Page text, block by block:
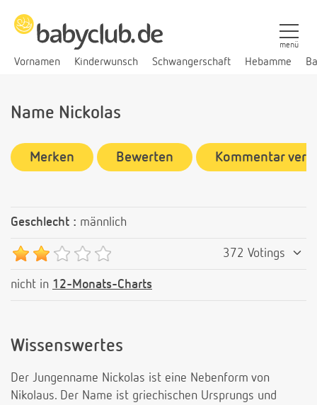
Vornamen Kinderwunsch Schwangerschaft Hebamme
menü
Name Nickolas
Merken Bewerten Kommentar
Geschlecht : männlich
372 Votings
nicht in 12-Monats-Charts
Wissenswertes
Der Jungenname Nickolas ist eine Nebenform von
Nikolaus. Der Name ist griechischen Ursprungs und